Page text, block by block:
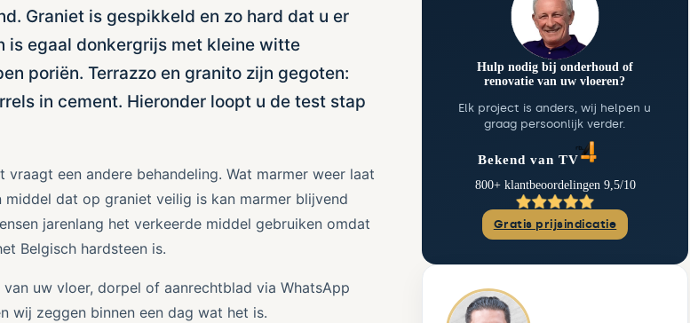
Graniet is gespikkeld en zo hard dat u er
is egaal donkergrijs met kleine witte
poriën. Terrazzo en granito zijn gegoten:
in cement. Hieronder loopt u de test stap
een andere behandeling. Wat marmer weer laat
dat op graniet veilig is kan marmer blijvend
jarenlang het verkeerde middel gebruiken omdat
Belgisch hardsteen is.
uw vloer, dorpel of aanrechtblad via WhatsApp
wij zeggen binnen een dag wat het is.
Hulp nodig bij onderhoud of
renovatie van uw vloeren?
Elk project is anders, wij helpen u
graag persoonlijk verder.
Bekend van TV
800+ klantbeoordelingen 9,5/10
Gratis prijsindicatie